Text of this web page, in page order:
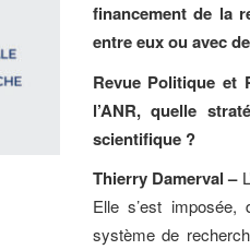
financement de la
entre eux ou avec
Revue Politique et
l’ANR, quelle
scientifique ?
Thierry Damerval –L’
Elle s’est
système de